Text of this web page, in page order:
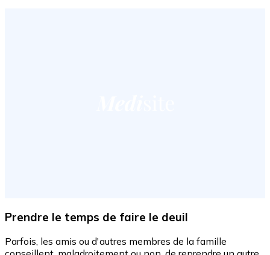
Prendre le temps de faire le deuil
Parfois, les amis ou d'autres membres de la famille